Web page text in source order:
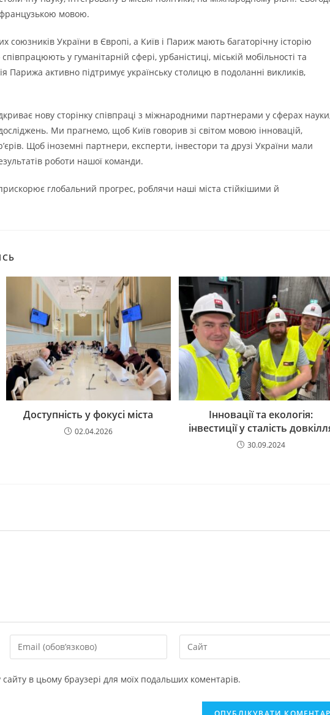
французькою мовою.
союзників України в Європі, а Київ і Париж мають багаторічну історію
у гуманітарній сфері, урбаністиці, міській мобільності та
Парижа активно підтримує українську столицю в подоланні викликів,
нову сторінку співпраці з міжнародними партнерами у сферах
Ми прагнемо, щоб Київ говорив зі світом мовою інновацій,
Щоб іноземні партнери, експерти, інвестори та друзі України мали
роботи нашої команди.
глобальний прогрес, роблячи наші міста стійкішими й
Доступність у фокусі міста
02.04.2026
Інновації та екологія:
інвестиції у сталість
30.09.2024
в цьому браузері для моїх подальших коментарів.